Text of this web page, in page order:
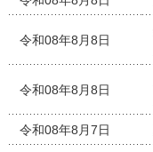
令和08年8月8日
令和08年8月8日
令和08年8月7日